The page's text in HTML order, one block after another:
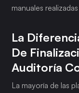
manuales
La
De
Auditoría
La mayoría de las